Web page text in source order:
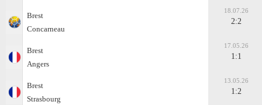
Brest
Concarneau
18.07.26
2:2
Brest
Angers
17.05.26
1:1
Brest
Strasbourg
13.05.26
1:2